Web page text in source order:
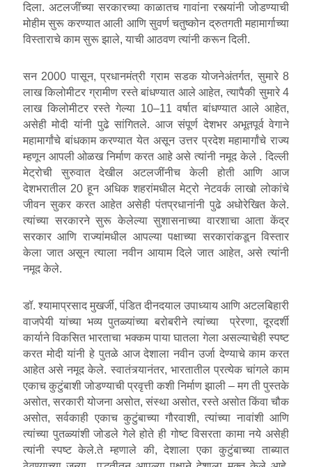
दिला. अटलजींच्या सरकारच्या काळातच गावांना रस्त्यांनी जोडण्याची
मोहीम सुरू करण्यात आली आणि सुवर्ण चतुष्कोन द्रुतगती महामार्गाच्या
विस्ताराचे काम सुरू झाले, याची आठवण त्यांनी करून दिली.
सन 2000 पासून, प्रधानमंत्री ग्राम सडक योजनेअंतर्गत, सुमारे 8
लाख किलोमीटर ग्रामीण रस्ते बांधण्यात आले आहेत, त्यापैकी सुमारे 4
लाख किलोमीटर रस्ते गेल्या 10–11 वर्षात बांधण्यात आले आहेत,
असेही मोदी यांनी पुढे सांगितले. आज संपूर्ण देशभर अभूतपूर्व वेगाने
महामार्गांचे बांधकाम करण्यात येत असून उत्तर प्रदेश महामार्गांचे राज्य
म्हणून आपली ओळख निर्माण करत आहे असे त्यांनी नमूद केले . दिल्ली
मेट्रोची सुरुवात देखील अटलजींनीच केली होती आणि आज
देशभरातील 20 हून अधिक शहरांमधील मेट्रो नेटवर्क लाखो लोकांचे
जीवन सुकर करत आहेत असेही पंतप्रधानांनी पुढे अधोरेखित केले.
त्यांच्या सरकारने सुरू केलेल्या सुशासनाच्या वारशाचा आता केंद्र
सरकार आणि राज्यांमधील आपल्या पक्षाच्या सरकारांकडून विस्तार
केला जात असून त्याला नवीन आयाम दिले जात आहेत, असे त्यांनी
नमूद केले.
डॉ. श्यामाप्रसाद मुखर्जी, पंडित दीनदयाल उपाध्याय आणि अटलबिहारी
वाजपेयी यांच्या भव्य पुतळ्यांच्या बरोबरीने त्यांच्या प्रेरणा, दूरदर्शी
कार्याने विकसित भारताचा भक्कम पाया घातला गेला असल्याचेही स्पष्ट
करत मोदी यांनी हे पुतळे आज देशाला नवीन उर्जा देण्याचे काम करत
आहेत असे नमूद केले. स्वातंत्र्यानंतर, भारतातील प्रत्येक चांगले काम
एकाच कुटुंबाशी जोडण्याची प्रवृत्ती कशी निर्माण झाली – मग ती पुस्तके
असोत, सरकारी योजना असोत, संस्था असोत, रस्ते असोत किंवा चौक
असोत, सर्वकाही एकाच कुटुंबाच्या गौरवाशी, त्यांच्या नावांशी आणि
त्यांच्या पुतळ्यांशी जोडले गेले होते ही गोष्ट विसरता कामा नये असेही
त्यांनी स्पष्ट केले.ते म्हणाले की, देशाला एका कुटुंबाच्या ताब्यात